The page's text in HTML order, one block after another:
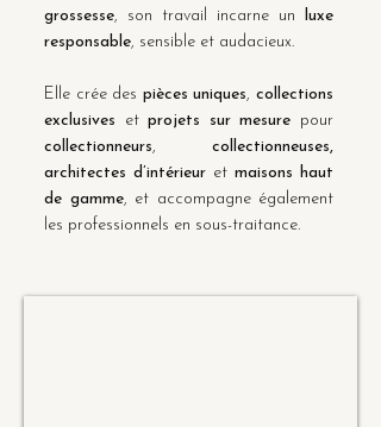
grossesse, son travail incarne un luxe
responsable, sensible et audacieux.
Elle crée des pièces uniques,collections
exclusives etprojets sur mesure pour
collectionneurs, collectionneuses,
architectes d’intérieur et maisons haut
de gamme, et accompagne également
les professionnels en sous-traitance.